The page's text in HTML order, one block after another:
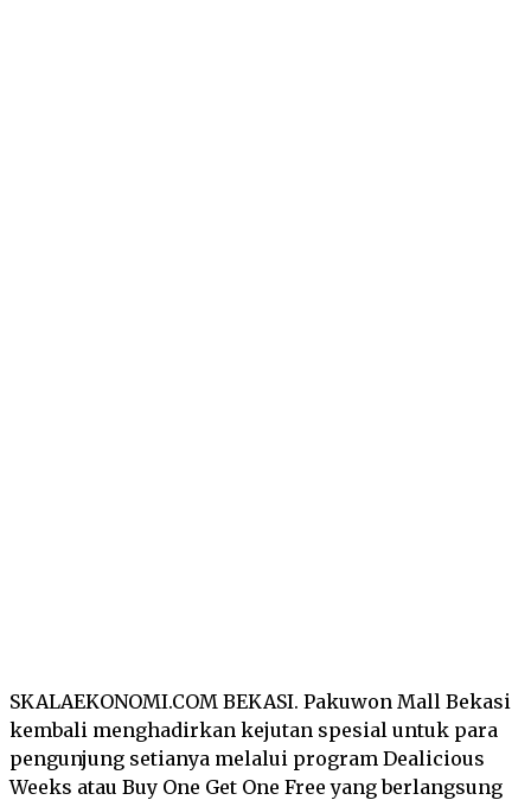
SKALAEKONOMI.COM BEKASI. Pakuwon Mall Bekasi
kembali menghadirkan kejutan spesial untuk para
pengunjung setianya melalui program Dealicious
Weeks atau Buy One Get One Free yang berlangsung